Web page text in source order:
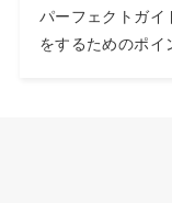
パーフェクトガイ
をするためのポイ